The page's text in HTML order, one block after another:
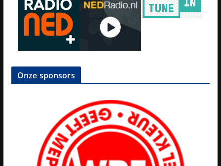
Onze sponsors